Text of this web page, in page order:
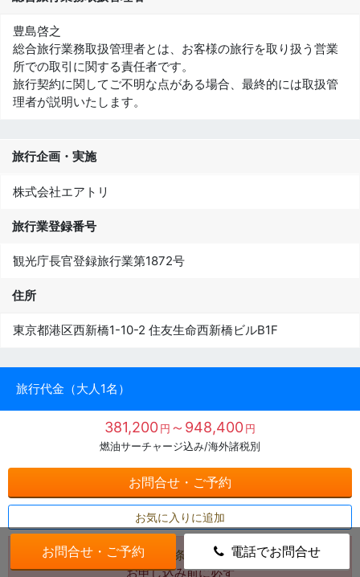
豊島啓之
総合旅行業務取扱管理者とは、お客様の旅行を取り扱う営業
所での取引に関する責任者です。
旅行契約に関してご不明な点がある場合、最終的には取扱管
理者が説明いたします。
旅行企画・実施
株式会社エアトリ
旅行業登録番号
観光庁長官登録旅行業第1872号
住所
東京都港区西新橋1-10-2 住友生命西新橋ビルB1F
旅行代金（大人1名）
381,200円 ～948,400円
燃油サーチャージ込み/海外諸税別
お問合せ・ご予約
お気に入りに追加
《旅行条件書》
お申し込み前に必ず
お問合せ・ご予約 電話でお問合せ